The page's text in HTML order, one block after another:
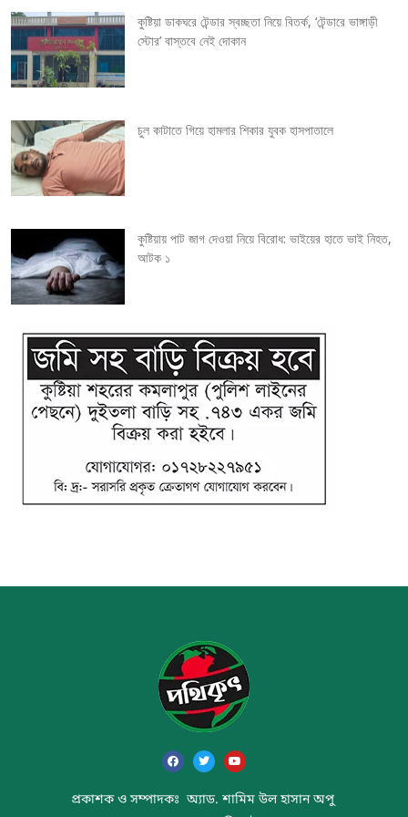
a
t
i
o
n
কুষ্টিয়া ডাকঘরে টেন্ডার স্বচ্ছতা নিয়ে বিতর্ক, ‘টেন্ডারে ভাঙ্গাড়ী
স্টোর’ বাস্তবে নেই দোকান
চুল কাটাতে গিয়ে হামলার শিকার যুবক হাসপাতালে
কুষ্টিয়ায় পাট জাগ দেওয়া নিয়ে বিরোধ: ভাইয়ের হাতে ভাই নিহত,
আটক ১
প্রকাশক ও সম্পাদকঃ অ্যাড. শামিম উল হাসান অপু